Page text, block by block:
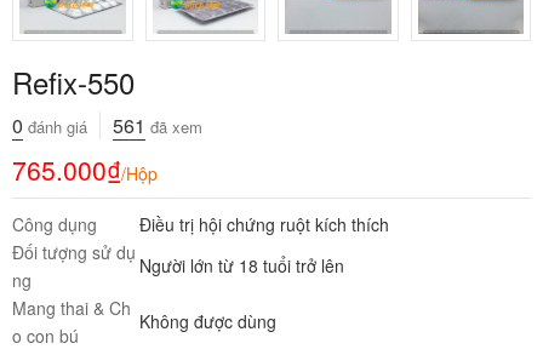
Refix-550
0 đánh giá 561 đã xem
765.000₫/Hộp
Công dụng
Điều trị hội chứng ruột kích thích
Đối tượng sử dụ
ng
Người lớn từ 18 tuổi trở lên
Mang thai & Ch
o con bú
Không được dùng